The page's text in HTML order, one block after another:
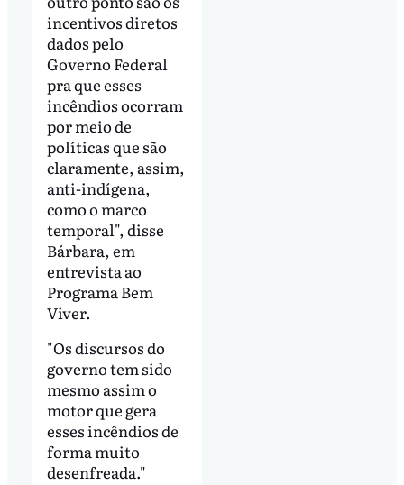
incentivos diretos
dados pelo
Governo Federal
pra que esses
incêndios ocorram
por meio de
políticas que são
claramente, assim,
anti-indígena,
como o marco
temporal", disse
Bárbara, em
entrevista ao
Programa Bem
Viver.
"Os discursos do
governo tem sido
mesmo assim o
motor que gera
esses incêndios de
forma muito
desenfreada."